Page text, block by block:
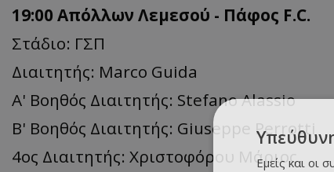
19:00 Απόλλων Λεμεσού - Πάφος F.C.
Στάδιο: ΓΣΠ
Διαιτητής: Marco Guida
Α' Βοηθός Διαιτητής: Stefano Alassio
Β' Βοηθός Διαιτητής: Giuseppe Perrotti
4ος Διαιτητής: Χριστοφόρου Μάριος
Εμείς και οι